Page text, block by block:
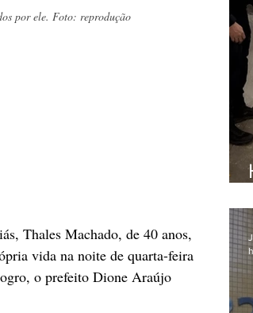
por ele. Foto: reprodução
Thales Machado, de 40 anos,
vida na noite de quarta-feira
o prefeito Dione Araújo